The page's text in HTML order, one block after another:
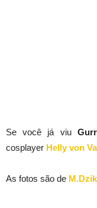
Se você já viu
cosplayer Helly von
As fotos são de